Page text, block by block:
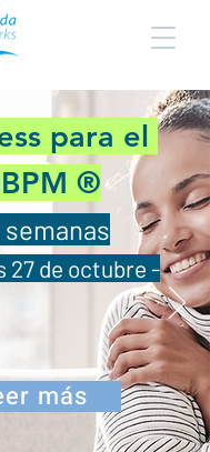
para el
®
27 de octubre -
más